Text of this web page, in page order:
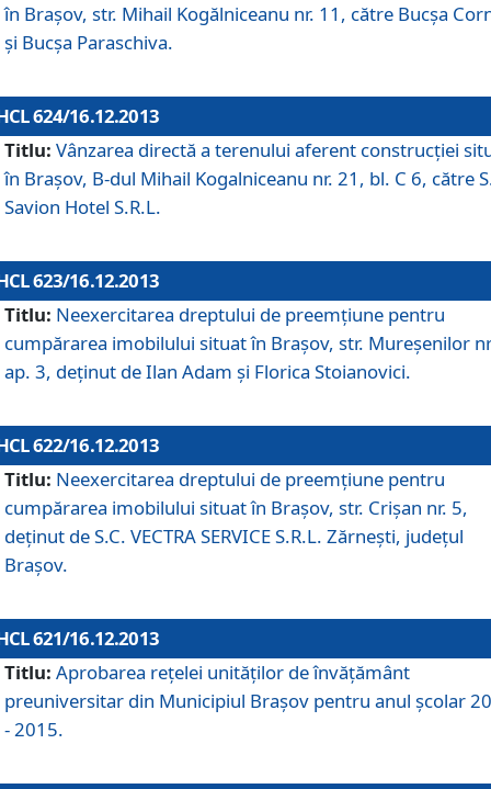
în Braşov, str. Mihail Kogălniceanu nr. 11, către Bucşa
şi Bucşa Paraschiva.
624/16.12.2013
Titlu: Vânzarea directă a terenului aferent construcţiei
în Braşov, B-dul Mihail Kogalniceanu nr. 21, bl. C 6, către
Savion Hotel S.R.L.
623/16.12.2013
Titlu: Neexercitarea dreptului de preemţiune pentru
cumpărarea imobilului situat în Braşov, str. Mureşenilor
ap. 3, deţinut de Ilan Adam şi Florica Stoianovici.
622/16.12.2013
Titlu: Neexercitarea dreptului de preemţiune pentru
cumpărarea imobilului situat în Braşov, str. Crişan nr. 5,
deţinut de S.C. VECTRA SERVICE S.R.L. Zărneşti, judeţul
Braşov.
621/16.12.2013
Titlu: Aprobarea reţelei unităţilor de învăţământ
preuniversitar din Municipiul Braşov pentru anul şcolar
- 2015.